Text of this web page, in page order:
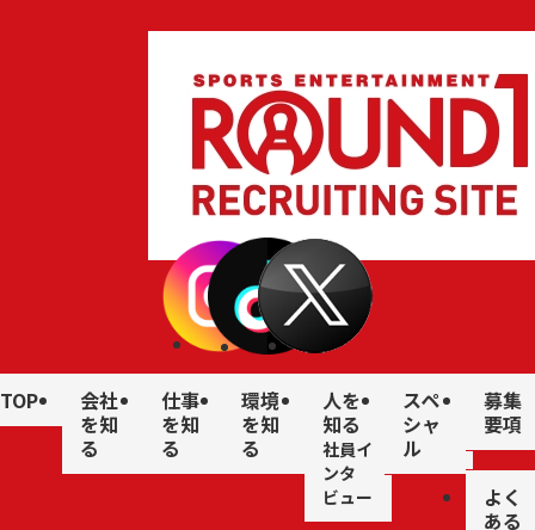
TOP
会社
を知
る
仕事
を知
る
環境
を知
る
人を
知る
社員イ
ンタ
ビュー
スペ
シャ
ル
募集
要項
よく
ある